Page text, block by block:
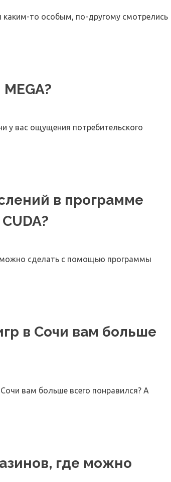
каким-то особым, по-другому смотрелись
у вас ощущения потребительского
в программе
можно сделать с помощью программы
в Сочи вам больше
вам больше всего понравился? А
где можно